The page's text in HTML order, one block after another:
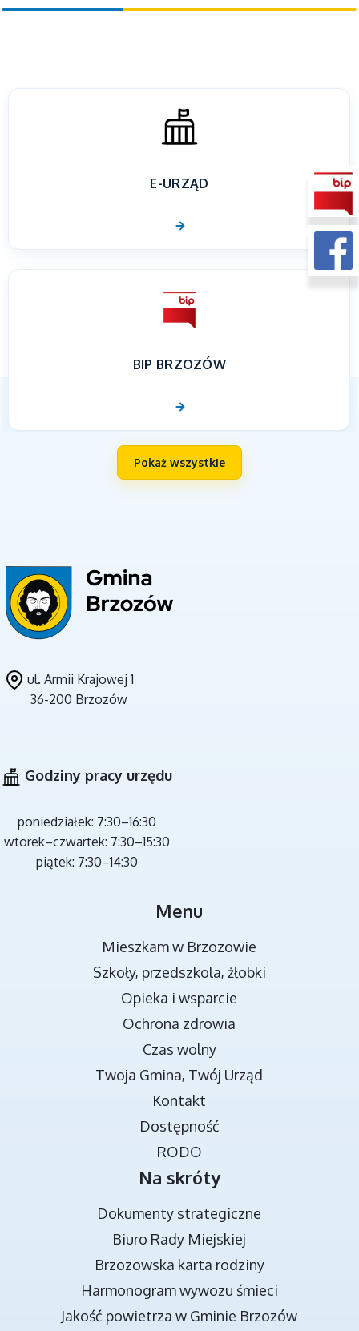
E-URZĄD
BIP BRZOZÓW
MIEJSCA REKREACJI
TRANSMISJA OBRAD RADY MIEJSKIEJ
DOKUMENTY STRATEGICZNE
Pokaż wszystkie
ul. Armii Krajowej 1
36-200 Brzozów
Godziny pracy urzędu
poniedziałek: 7:30–16:30
wtorek–czwartek: 7:30–15:30
piątek: 7:30–14:30
Menu
Mieszkam w Brzozowie
Szkoły, przedszkola, żłobki
Opieka i wsparcie
Ochrona zdrowia
Czas wolny
Twoja Gmina, Twój Urząd
Kontakt
Dostępność
RODO
Na skróty
Dokumenty strategiczne
Biuro Rady Miejskiej
Brzozowska karta rodziny
Harmonogram wywozu śmieci
Jakość powietrza w Gminie Brzozów